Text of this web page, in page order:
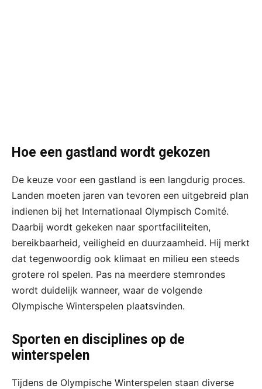
Hoe een gastland wordt gekozen
De keuze voor een gastland is een langdurig proces.
Landen moeten jaren van tevoren een uitgebreid plan
indienen bij het Internationaal Olympisch Comité.
Daarbij wordt gekeken naar sportfaciliteiten,
bereikbaarheid, veiligheid en duurzaamheid. Hij merkt
dat tegenwoordig ook klimaat en milieu een steeds
grotere rol spelen. Pas na meerdere stemrondes
wordt duidelijk wanneer, waar de volgende
Olympische Winterspelen plaatsvinden.
Sporten en disciplines op de
winterspelen
Tijdens de Olympische Winterspelen staan diverse